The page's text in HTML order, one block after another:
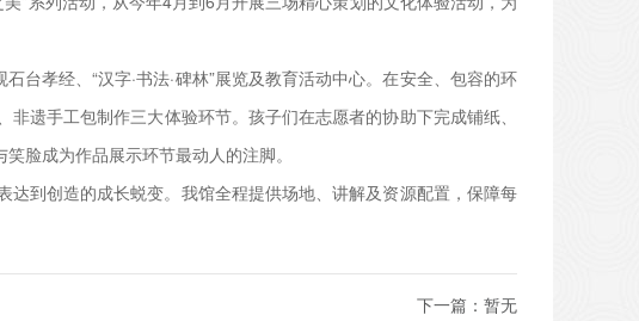
台孝经、“汉字·书法·碑林”展览及教育活动中心。在安全、包容的环
遗手工包制作三大体验环节。孩子们在志愿者的协助下完成铺纸、
脸成为作品展示环节最动人的注脚。
到创造的成长蜕变。我馆全程提供场地、讲解及资源配置，保障每
下一篇：暂无